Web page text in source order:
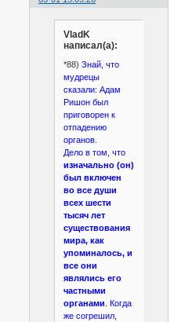
VladK
написал(а):
*88) Знай, что
мудрецы
сказали: Адам
Ришон был
приговорен к
отпадению
органов.
Дело в том, что
изначально (он)
был включен
во все души
всех шести
тысяч лет
существования
мира, как
упоминалось, и
все они
являлись его
частными
органами . Когда
же согрешил,